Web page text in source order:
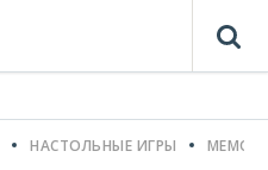
НАСТОЛЬНЫЕ ИГРЫ